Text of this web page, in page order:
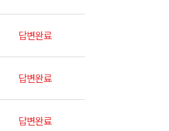
답변완료
답변완료
답변완료